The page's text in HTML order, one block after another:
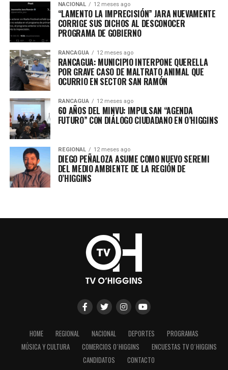
NACIONAL 12 meses ago
“LAMENTO LA IMPRECISIÓN” JARA NUEVAMENTE
CORRIGE SUS DICHOS AL DESCONOCER
PROGRAMA DE GOBIERNO
RANCAGUA 12 meses ago
RANCAGUA: MUNICIPIO INTERPONE QUERELLA
POR GRAVE CASO DE MALTRATO ANIMAL QUE
OCURRIO EN SECTOR SAN RAMÓN
RANCAGUA 12 meses ago
60 AÑOS DEL MINVU: IMPULSAN “AGENDA
FUTURO” CON DIÁLOGO CIUDADANO EN O’HIGGINS
REGIONAL 12 meses ago
DIEGO PEÑALOZA ASUME COMO NUEVO SEREMI
DEL MEDIO AMBIENTE DE LA REGIÓN DE
O’HIGGINS
HOME REGIONAL NACIONAL DEPORTES
PROGRAMAS
MÚSICA Y CULTURA
COMERCIOS O´HIGGINS
ENCUESTAS TV O´HIGGINS
CANDIDATOS
CONTACTO